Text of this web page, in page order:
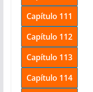
Capítulo 111
Capítulo 112
Capítulo 113
Capítulo 114